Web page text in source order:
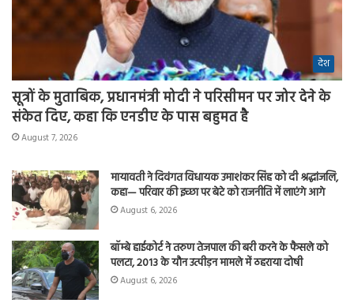
देश
सूत्रों के मुताबिक, प्रधानमंत्री मोदी ने परिसीमन पर जोर देने के
संकेत दिए, कहा कि एनडीए के पास बहुमत है
August 7, 2026
मायावती ने दिवंगत विधायक उमाशंकर सिंह को दी श्रद्धांजलि,
कहा— परिवार की इच्छा पर बेटे को राजनीति में लाएंगे आगे
August 6, 2026
बॉम्बे हाईकोर्ट ने तरुण तेजपाल की बरी करने के फैसले को
पलटा, 2013 के यौन उत्पीड़न मामले में ठहराया दोषी
August 6, 2026